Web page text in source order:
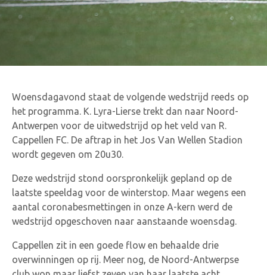
Woensdagavond staat de volgende wedstrijd reeds op
het programma. K. Lyra-Lierse trekt dan naar Noord-
Antwerpen voor de uitwedstrijd op het veld van R.
Cappellen FC. De aftrap in het Jos Van Wellen Stadion
wordt gegeven om 20u30.
Deze wedstrijd stond oorspronkelijk gepland op de
laatste speeldag voor de winterstop. Maar wegens een
aantal coronabesmettingen in onze A-kern werd de
wedstrijd opgeschoven naar aanstaande woensdag.
Cappellen zit in een goede flow en behaalde drie
overwinningen op rij. Meer nog, de Noord-Antwerpse